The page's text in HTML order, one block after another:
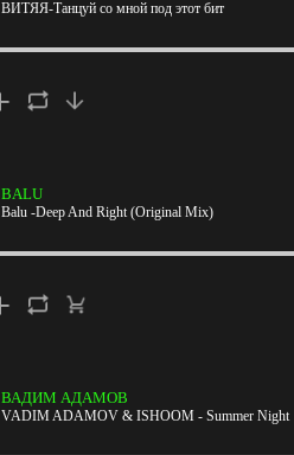
ВИТЯЯ-Танцуй со мной под этот бит
BALU
Balu -Deep And Right (Original Mix)
ВАДИМ АДАМОВ
VADIM ADAMOV & ISHOOM - Summer Night